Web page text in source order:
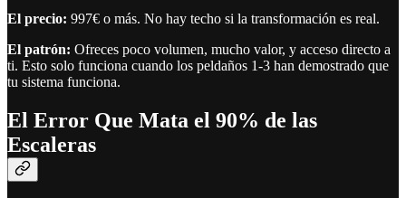
El precio: 997€ o más. No hay techo si la transformación es real.
El patrón: Ofreces poco volumen, mucho valor, y acceso directo a
ti. Esto solo funciona cuando los peldaños 1-3 han demostrado que
tu sistema funciona.
El Error Que Mata el 90% de las
Escaleras